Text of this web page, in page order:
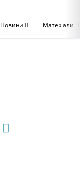
Новини Матеріали